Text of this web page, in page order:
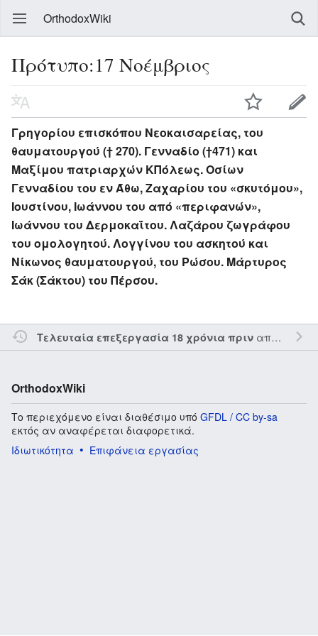
OrthodoxWiki
Πρότυπο:17 Νοέμβριος
Γρηγορίου επισκόπου Νεοκαισαρείας, του
θαυματουργού († 270). Γενναδίο (†471) και
Μαξίμου πατριαρχών ΚΠόλεως. Οσίων
Γενναδίου του εν Άθω, Ζαχαρίου του «σκυτόμου»,
Ιουστίνου, Ιωάννου του από «περιφανών»,
Ιωάννου του Δερμοκαΐτου. Λαζάρου ζωγράφου
του ομολογητού. Λογγίνου του ασκητού και
Νίκωνος θαυματουργού, του Ρώσου. Μάρτυρος
Σάκ (Σάκτου) του Πέρσου.
Τελευταία επεξεργασία 18 χρόνια πριναπό τον την
OrthodoxWiki
Το περιεχόμενο είναι διαθέσιμο υπό GFDL / CC by-sa
εκτός αν αναφέρεται διαφορετικά.
Ιδιωτικότητα
Επιφάνεια εργασίας